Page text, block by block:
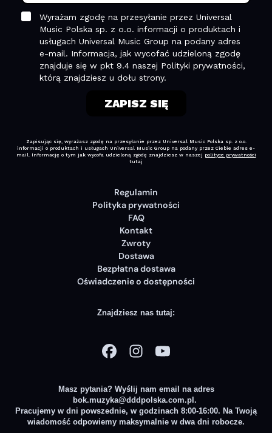
Regulamin
Polityka prywatności
FAQ
Kontakt
Zwroty
Dostawa
Bezpłatna dostawa
Oświadczenie o dostępności
Znajdziesz nas tutaj:
Masz pytania? Wyślij nam email na adres
bok.muzyka@dddpolska.com.pl .
Pracujemy w dni powszednie, w godzinach 8:00-16:00. Na Twoją
wiadomość odpowiemy maksymalnie w dwa dni robocze.